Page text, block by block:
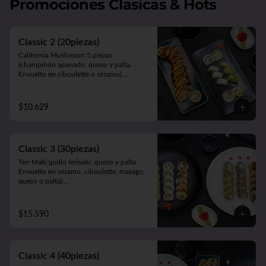
Acevichado (camarón apanado y palta.
5 Gyozas de cerdo o verduras.
Promociones Clasicas & Hots
Classic 2 (20piezas)
California Mushroom 5 piezas
(champiñón apanado, queso y palta.
Envuelto en ciboulette o sésamo).
Panko Katsu 10 piezas (pollo apanado,
queso y cebollín. Frito en panko).
$10.629
Classic 3 (30piezas)
Teri Maki (pollo teriyaki, queso y palta.
Envuelto en sésamo, ciboulette, masago,
queso o palta).
Panko Mushroom (champiñón apanado,
queso, cebollín. Frito en panko).
$15.590
Classic 4 (40piezas)